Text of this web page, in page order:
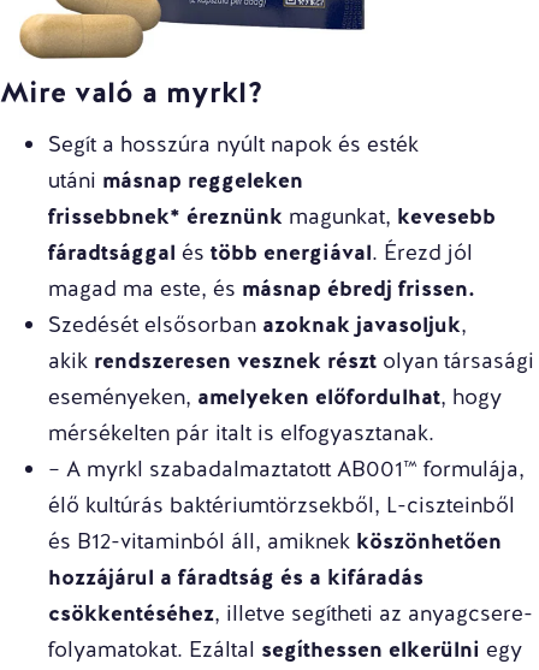
Mire való a myrkl?
Segít a hosszúra nyúlt napok és esték
utáni másnap reggeleken
frissebbnek* éreznünk magunkat, kevesebb
fáradtsággal és több energiával. Érezd jól
magad ma este, és másnap ébredj frissen.
Szedését elsősorban azoknak javasoljuk,
akik rendszeresen vesznek részt olyan társasági
eseményeken, amelyeken előfordulhat, hogy
mérsékelten pár italt is elfogyasztanak.
– A myrkl szabadalmaztatott AB001™ formulája,
élő kultúrás baktériumtörzsekből, L-ciszteinből
és B12-vitaminból áll, amiknek köszönhetően
hozzájárul a fáradtság és a kifáradás
csökkentéséhez, illetve segítheti az anyagcsere-
folyamatokat. Ezáltal segíthessen elkerülni egy